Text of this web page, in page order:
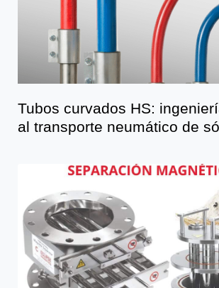
Tubos curvados HS:
al transporte neumático de